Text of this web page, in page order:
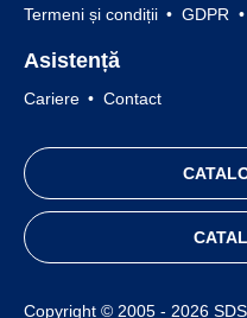
Termeni și condiții GDPR
Asistență
Cariere Contact
Copyright © 2005 - 2026